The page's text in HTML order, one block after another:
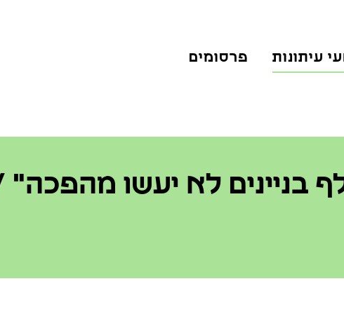
עיתונות פרסומים
בניינים לא יעשו